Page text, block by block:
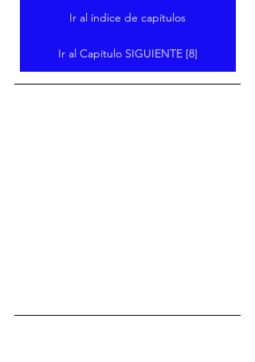
Ir al índice de capítulos
Ir al Capítulo SIGUIENTE [8]